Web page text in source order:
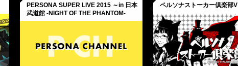
PERSONA SUPER LIVE 2015 ～in 日本
武道館 -NIGHT OF THE PHANTOM-
ペルソナストーカー倶楽部V